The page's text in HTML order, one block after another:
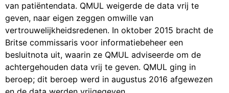
van patiëntendata. QMUL weigerde de data vrij te
geven, naar eigen zeggen omwille van
vertrouwelijkheidsredenen. In oktober 2015 bracht de
Britse commissaris voor informatiebeheer een
besluitnota uit, waarin ze QMUL adviseerde om de
achtergehouden data vrij te geven. QMUL ging in
beroep; dit beroep werd in augustus 2016 afgewezen